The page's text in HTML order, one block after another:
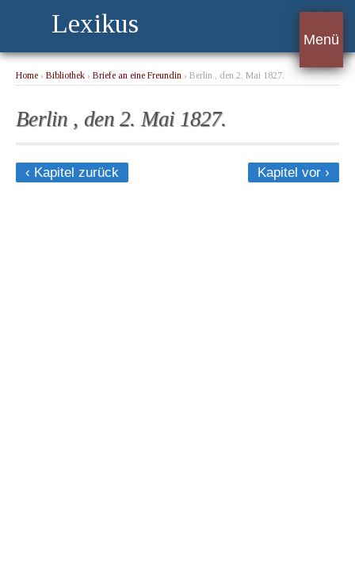
Lexikus
Menü
Home › Bibliothek › Briefe an eine Freundin › Berlin , den 2. Mai 1827.
Berlin , den 2. Mai 1827.
‹ Kapitel zurück Kapitel vor ›